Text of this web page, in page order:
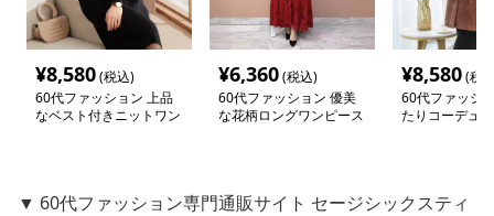
¥8,580(税込)
60代ファッション 上品
なベスト付きニットワン
¥6,360(税込)
60代ファッション 優美
な花柄ロングワンピース
¥8,580(税
60代ファッシ
たりコーデュ
▼ 60代ファッション専門通販サイト セージシックスティ